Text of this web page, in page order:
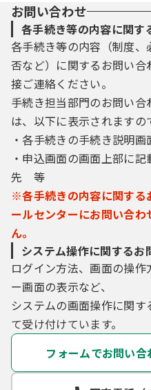
お問い合わせ
各手続き等の内容に関す
各手続き等の内容（制度
否など）に関するお問い
接ご連絡ください。
手続き担当部門のお問い
は、以下に表示されますの
・各手続きの手続き説明画
・申込画面の画面上部に
先 等
※各手続きの内容に関する
ールセンターにお問い合
ん。
システム操作に関するお
ログイン方法、画面の操
ー画面の表示など、
システムの画面操作に関
て受け付けています。
フォームでお問い合